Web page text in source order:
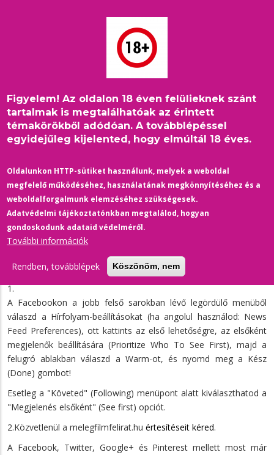
Figyelem! Az oldalon 18 éven felülieknek szánt
tartalmak is megtalálhatóak az érintett
témakörökből adódóan. A továbblépéssel
egyidejűleg kijelented, hogy elmúltál 18 éves.
Oldalunkon HTTP-sütiket használunk, melyek a weboldal
megfelelő működéséhez, használatának megkönnyítéséhez és a
weboldalforgalmunk elemzéséhez szükségesek.
Adatvédelmi tájékoztatónkban megtalálod, hogyan
gondoskodunk adataid védelméről.
További információk
Rendben, továbblépek Köszönöm, nem
Morzsa
Címlap /2018 / Szolgálati közlemény / Felhívás!
SZOLGÁLATI KÖZLEMÉNY
Felhívás!
02/02/2018 -0 Hozzászólások
Talán hallottál arról, hogy a Facebookon nagy változások jönnek,
aminek részeként valószínűleg a Warm kevesebb cikkével fogsz
szembetalálkozni.
Ez se neked, se nekünk nem jó. Ha továbbra is garantáltan meg
szeretnéd kapni aWarm
anyagait a facebookon, akkor:
1.
A Facebookon a jobb felső sarokban lévő legördülő menüből
válaszd a Hírfolyam-beállításokat (ha angolul használod: News
Feed Preferences), ott kattints az első lehetőségre, az elsőként
megjelenők beállítására (Prioritize Who To See First), majd a
felugró ablakban válaszd a Warm-ot, és nyomd meg a Kész
(Done) gombot!
Esetleg a "Követed" (Following) menüpont alatt kiválaszthatod a
"Megjelenés elsőként" (See first) opciót.
2.Közvetlenül a melegfilmfelirat.hu értesítéseit kéred.
A Facebook, Twitter, Google+ és Pinterest mellett most már